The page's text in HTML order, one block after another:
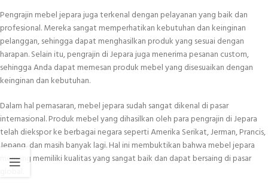
Pengrajin mebel jepara juga terkenal dengan pelayanan yang baik dan
profesional. Mereka sangat memperhatikan kebutuhan dan keinginan
pelanggan, sehingga dapat menghasilkan produk yang sesuai dengan
harapan. Selain itu, pengrajin di Jepara juga menerima pesanan custom,
sehingga Anda dapat memesan produk mebel yang disesuaikan dengan
keinginan dan kebutuhan.
Dalam hal pemasaran, mebel jepara sudah sangat dikenal di pasar
internasional. Produk mebel yang dihasilkan oleh para pengrajin di Jepara
telah diekspor ke berbagai negara seperti Amerika Serikat, Jerman, Prancis,
Jepang, dan masih banyak lagi. Hal ini membuktikan bahwa mebel jepara
memang memiliki kualitas yang sangat baik dan dapat bersaing di pasar